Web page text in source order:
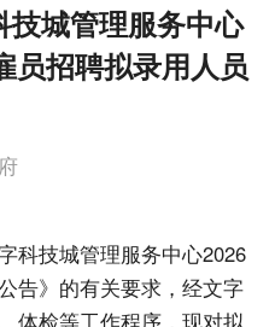
技城管理服务中心
员招聘拟录用人员
技城管理服务中心2026
告》的有关要求，经文字